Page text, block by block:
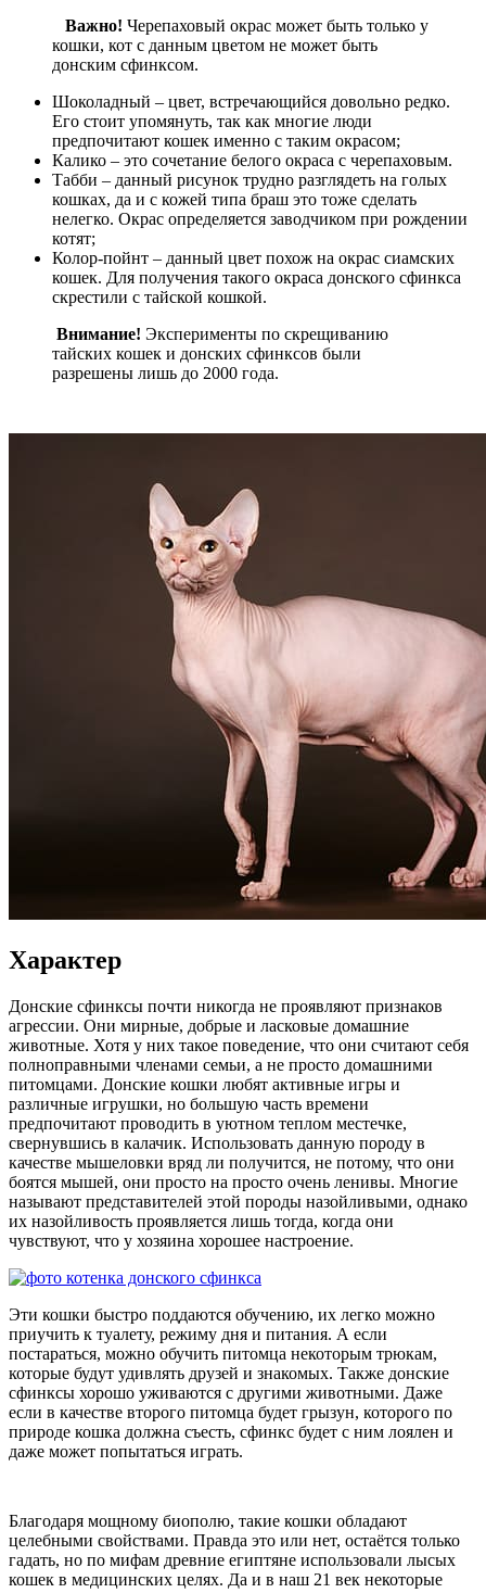
Важно! Черепаховый окрас может быть только у
кошки, кот с данным цветом не может быть
донским сфинксом.
Шоколадный – цвет, встречающийся довольно редко.
Его стоит упомянуть, так как многие люди
предпочитают кошек именно с таким окрасом;
Калико – это сочетание белого окраса с черепаховым.
Табби – данный рисунок трудно разглядеть на голых
кошках, да и с кожей типа браш это тоже сделать
нелегко. Окрас определяется заводчиком при рождении
котят;
Колор-пойнт – данный цвет похож на окрас сиамских
кошек. Для получения такого окраса донского сфинкса
скрестили с тайской кошкой.
Внимание! Эксперименты по скрещиванию
тайских кошек и донских сфинксов были
разрешены лишь до 2000 года.
Характер
Донские сфинксы почти никогда не проявляют признаков
агрессии. Они мирные, добрые и ласковые домашние
животные. Хотя у них такое поведение, что они считают себя
полноправными членами семьи, а не просто домашними
питомцами. Донские кошки любят активные игры и
различные игрушки, но большую часть времени
предпочитают проводить в уютном теплом местечке,
свернувшись в калачик. Использовать данную породу в
качестве мышеловки вряд ли получится, не потому, что они
боятся мышей, они просто на просто очень ленивы. Многие
называют представителей этой породы назойливыми, однако
их назойливость проявляется лишь тогда, когда они
чувствуют, что у хозяина хорошее настроение.
Эти кошки быстро поддаются обучению, их легко можно
приучить к туалету, режиму дня и питания. А если
постараться, можно обучить питомца некоторым трюкам,
которые будут удивлять друзей и знакомых. Также донские
сфинксы хорошо уживаются с другими животными. Даже
если в качестве второго питомца будет грызун, которого по
природе кошка должна съесть, сфинкс будет с ним лоялен и
даже может попытаться играть.
Благодаря мощному биополю, такие кошки обладают
целебными свойствами. Правда это или нет, остаётся только
гадать, но по мифам древние египтяне использовали лысых
кошек в медицинских целях. Да и в наш 21 век некоторые